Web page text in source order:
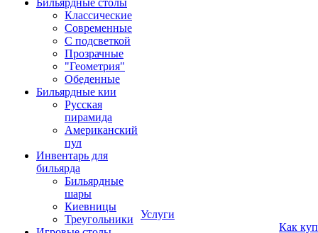
Бильярдные столы
Классические
Современные
С подсветкой
Прозрачные
"Геометрия"
Обеденные
Бильярдные кии
Русская
пирамида
Американский
пул
Инвентарь для
бильярда
Бильярдные
шары
Киевницы
Треугольники
Услуги
Как